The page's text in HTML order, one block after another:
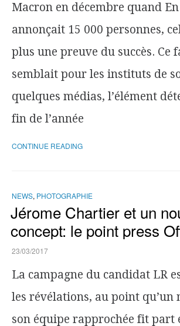
Macron en décembre quand
annonçait 15 000 personnes,
plus une preuve du succès. Ce
semblait pour les instituts de
quelques médias, l’élément
fin de l’année
CONTINUE READING
NEWS, PHOTOGRAPHIE
Jérome Chartier et un
concept: le point press
23/03/2017
La campagne du candidat LR
les révélations, au point qu’un
son équipe rapprochée fit part